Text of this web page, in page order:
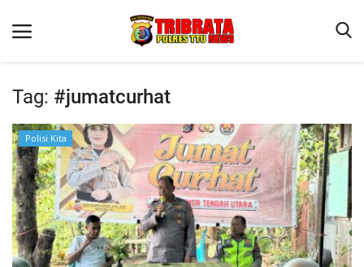
Beranda
Terms & Conditions
Reskrim
Binkam
Lantas
Tag: #jumatcurhat
Polisi Kita